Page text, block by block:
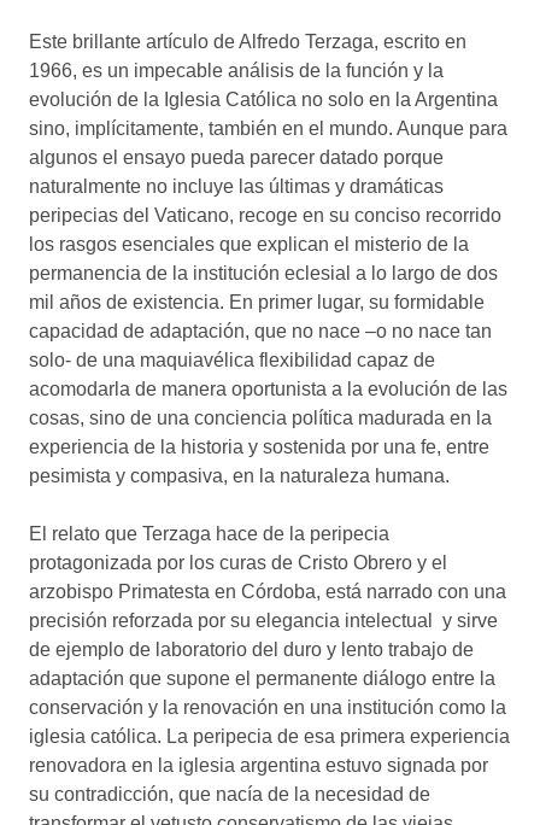
Este brillante artículo de Alfredo Terzaga, escrito en
1966, es un impecable análisis de la función y la
evolución de la Iglesia Católica no solo en la Argentina
sino, implícitamente, también en el mundo. Aunque para
algunos el ensayo pueda parecer datado porque
naturalmente no incluye las últimas y dramáticas
peripecias del Vaticano, recoge en su conciso recorrido
los rasgos esenciales que explican el misterio de la
permanencia de la institución eclesial a lo largo de dos
mil años de existencia. En primer lugar, su formidable
capacidad de adaptación, que no nace –o no nace tan
solo- de una maquiavélica flexibilidad capaz de
acomodarla de manera oportunista a la evolución de las
cosas, sino de una conciencia política madurada en la
experiencia de la historia y sostenida por una fe, entre
pesimista y compasiva, en la naturaleza humana.
El relato que Terzaga hace de la peripecia
protagonizada por los curas de Cristo Obrero y el
arzobispo Primatesta en Córdoba, está narrado con una
precisión reforzada por su elegancia intelectual y sirve
de ejemplo de laboratorio del duro y lento trabajo de
adaptación que supone el permanente diálogo entre la
conservación y la renovación en una institución como la
iglesia católica. La peripecia de esa primera experiencia
renovadora en la iglesia argentina estuvo signada por
su contradicción, que nacía de la necesidad de